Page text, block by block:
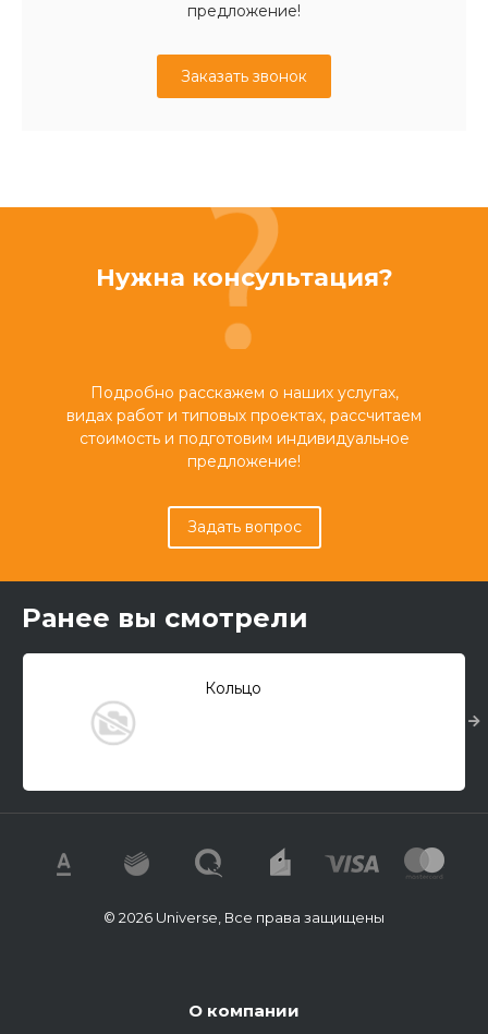
предложение!
Заказать звонок
Нужна консультация?
Подробно расскажем о наших услугах,
видах работ и типовых проектах, рассчитаем
стоимость и подготовим индивидуальное
предложение!
Задать вопрос
Ранее вы смотрели
Кольцо
© 2026 Universe, Все права защищены
О компании